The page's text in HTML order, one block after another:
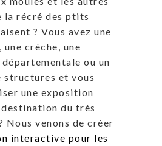
la récré des ptits
? Vous avez une
crèche, une
ou un
structures et vous
une exposition
du très
Nous venons de créer
interactive pour les